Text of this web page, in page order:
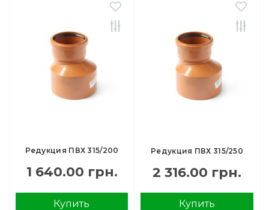
Редукция ПВХ 315/200
1 640.00 грн.
Купить
Редукция ПВХ 315/250
2 316.00 грн.
Купить